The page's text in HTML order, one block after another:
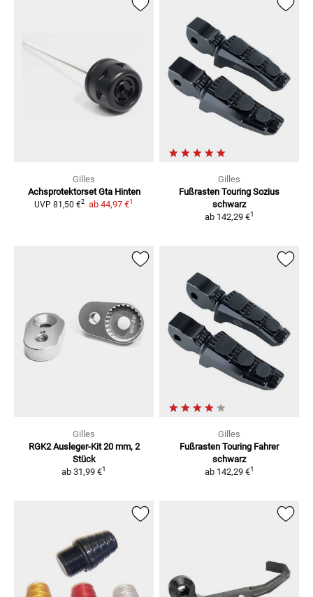
Gilles
Achsprotektorset Gta Hinten
UVP 81,50 €2 ab 44,97 €1
Gilles
Fußrasten Touring Sozius
schwarz
ab 142,29 €1
Gilles
RGK2 Ausleger-Kit 20 mm, 2
Stück
ab 31,99 €1
Gilles
Fußrasten Touring Fahrer
schwarz
ab 142,29 €1